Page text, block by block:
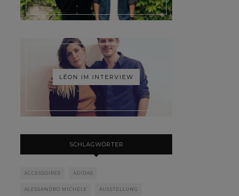
LÉON IM INTERVIEW
SCHLAGWÖRTER
ACCESSOIRES ADIDAS
ALESSANDRO MICHELE AUSSTELLUNG